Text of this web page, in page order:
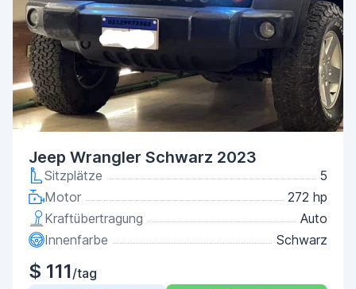
Jeep Wrangler Schwarz 2023
Sitzplätze
5
Motor
272 hp
Kraftübertragung
Auto
Innenfarbe
Schwarz
$ 111/tag